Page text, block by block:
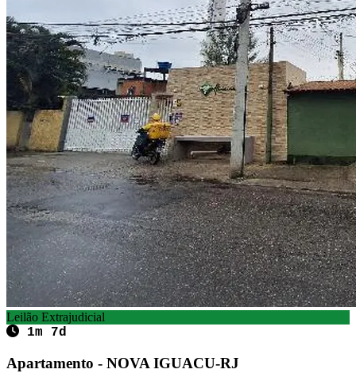
Leilão Extrajudicial
1m 7d
Apartamento - NOVA IGUACU-RJ